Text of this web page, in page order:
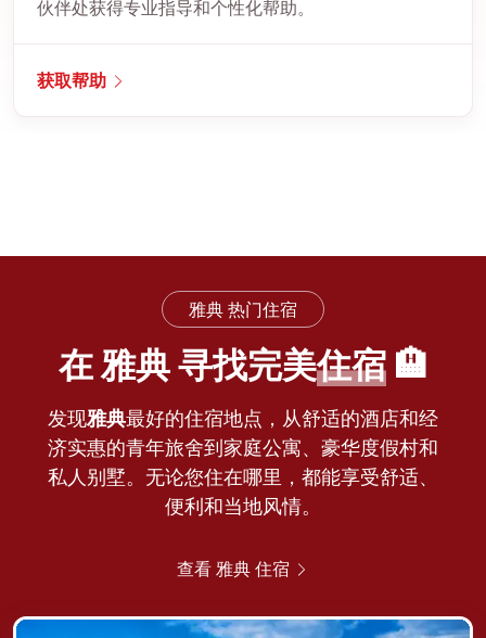
伙伴处获得专业指导和个性化帮助。
获取帮助
雅典 热门住宿
在 雅典 寻找完美住宿🏨
发现雅典最好的住宿地点，从舒适的酒店和经
济实惠的青年旅舍到家庭公寓、豪华度假村和
私人别墅。无论您住在哪里，都能享受舒适、
便利和当地风情。
查看 雅典 住宿